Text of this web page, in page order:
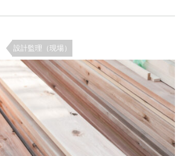
設計監理（現場）